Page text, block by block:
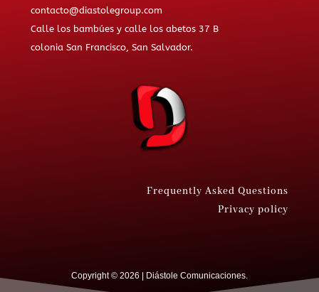
contacto@diastolegroup.com
Calle los bambúes y calle los abetos 37 B
colonia San Francisco, San Salvador.
Frequently Asked Questions
Privacy policy
Copyright © 2026 | Diástole Comunicaciones.